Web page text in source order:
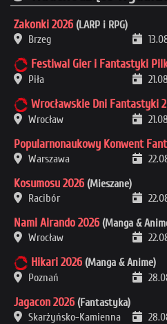
Zakonki 2026 (LARP i RPG)
Brzeg
Festiwal Gier i Fantastyki
Piła
Wrocławskie Dni Fantastyki
Wrocław
Popularnonaukowy Konwent
Warszawa
Kosumosu 2026 (Mieszane)
Racibór
Nami Airando 2026 (Manga &
Wrocław
Hikari 2026 (Manga & Anime)
Poznań
Jagacon 2026 (Fantastyka)
Skarżyńsko-Kamienna